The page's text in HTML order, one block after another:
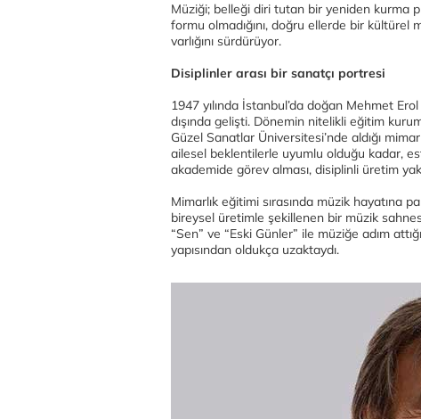
Müziği; belleği diri tutan bir yeniden kurma
formu olmadığını, doğru ellerde bir
varlığını sürdürüyor.
Disiplinler arası bir sanatçı portresi
1947 yılında İstanbul’da doğan Mehmet
dışında gelişti. Dönemin nitelikli eğitim
Güzel Sanatlar Üniversitesi’nde aldığı
ailesel beklentilerle uyumlu olduğu kadar,
akademide görev alması, disiplinli üretim
Mimarlık eğitimi sırasında müzik hayatına
bireysel üretimle şekillenen bir müzik
“Sen” ve “Eski Günler” ile müziğe adım
yapısından oldukça uzaktaydı.